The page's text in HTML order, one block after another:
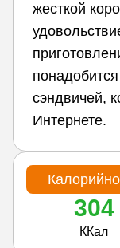
жесткой
сэндвичей,
Интернете.
304
ККал